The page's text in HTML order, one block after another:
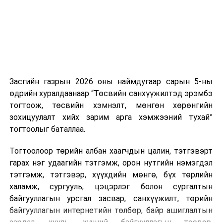
Шинэ хууль Францын зах зээлд үйлчилдэг гадаадын
дуудлагын төвүүдэд нөлөөлөхөөр байна. Тухайлбал,
Мароккогийн дуудлагын төвүүдийн орлогын 80 гаруй
хувь Францын зах зээлээс бүрддэг бөгөөд тус улсын
40–50 мянган ажлын байр эрсдэлд орж болзошгүйг
Засгийн газрын 2026 оны наймдугаар сарын 5-ны
өдрийн хуралдаанаар “Төсвийн санхүүжилтэд эрэмбэ
тогтоож, төсвийн хэмнэлт, мөнгөн хөрөнгийн
зохицуулалт хийх зарим арга хэмжээний тухай”
тогтоолыг баталлаа.
Тогтоолоор төрийн албан хаагчдын цалин, тэтгэвэрт
гарах нэг удаагийн тэтгэмж, орон нутгийн нэмэгдэл
тэтгэмж, тэтгэвэр, хүүхдийн мөнгө, бүх төрлийн
халамж, сургууль, цэцэрлэг болон сургалтын
байгууллагын урсгал засвар, санхүүжилт, төрийн
байгууллагын интернетийн төлбөр, байр ашиглалтын